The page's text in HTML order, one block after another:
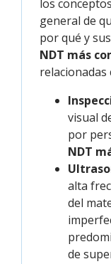
los
general de
por qué y
NDT más
visual
por
NDT
alta
del
de